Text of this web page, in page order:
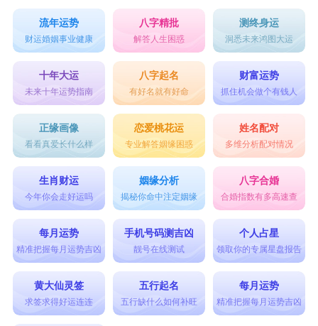
流年运势
财运婚姻事业健康
八字精批
解答人生困惑
测终身运
洞悉未来鸿图大运
十年大运
未来十年运势指南
八字起名
有好名就有好命
财富运势
抓住机会做个有钱人
正缘画像
看看真爱长什么样
恋爱桃花运
专业解答姻缘困惑
姓名配对
多维分析配对情况
生肖财运
今年你会走好运吗
姻缘分析
揭秘你命中注定姻缘
八字合婚
合婚指数有多高速查
每月运势
精准把握每月运势吉凶
手机号码测吉凶
靓号在线测试
个人占星
领取你的专属星盘报告
黄大仙灵签
求签求得好运连连
五行起名
五行缺什么如何补旺
每月运势
精准把握每月运势吉凶